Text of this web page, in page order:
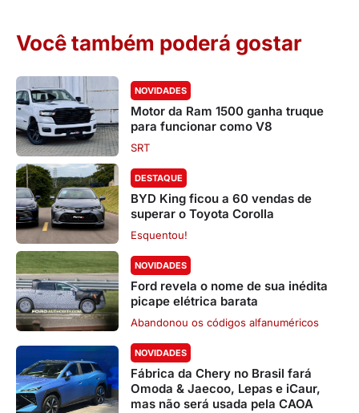
Você também poderá gostar
NOVIDADES
Motor da Ram 1500 ganha truque
para funcionar como V8
SRT
DESTAQUE
BYD King ficou a 60 vendas de
superar o Toyota Corolla
Esquentou!
NOVIDADES
Ford revela o nome de sua inédita
picape elétrica barata
Abandonou os códigos alfanuméricos
NOVIDADES
Fábrica da Chery no Brasil fará
Omoda & Jaecoo, Lepas e iCaur,
mas não será usada pela CAOA